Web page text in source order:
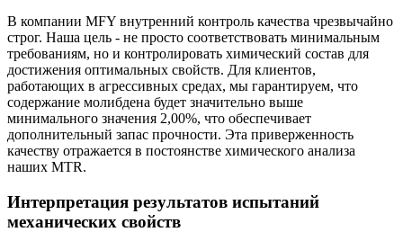
В компании MFY внутренний контроль качества чрезвычайно
строг. Наша цель - не просто соответствовать минимальным
требованиям, но и контролировать химический состав для
достижения оптимальных свойств. Для клиентов,
работающих в агрессивных средах, мы гарантируем, что
содержание молибдена будет значительно выше
минимального значения 2,00%, что обеспечивает
дополнительный запас прочности. Эта приверженность
качеству отражается в постоянстве химического анализа
наших MTR.
Интерпретация результатов испытаний
механических свойств